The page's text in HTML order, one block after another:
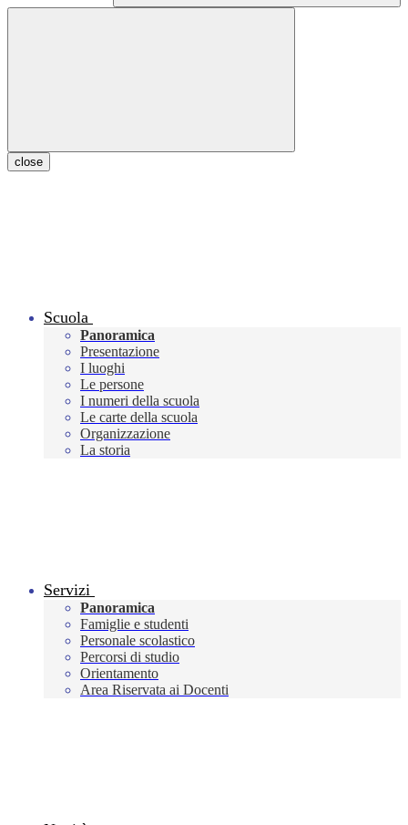
close
Scuola
Panoramica
Presentazione
I luoghi
Le persone
I numeri della scuola
Le carte della scuola
Organizzazione
La storia
Servizi
Panoramica
Famiglie e studenti
Personale scolastico
Percorsi di studio
Orientamento
Area Riservata ai Docenti